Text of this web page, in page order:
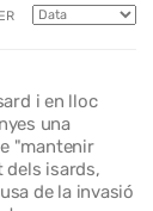
i en lloc
una
"mantenir
dels isards,
de la invasió